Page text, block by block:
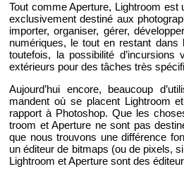
Tout comme Aper­ture, Ligh­troom est
ex­clu­si­ve­ment des­tiné aux
im­por­ter, or­ga­ni­ser, gérer,
nu­mé­riques, le tout en res­tant dans
tou­te­fois, la pos­si­bi­lité d’in­cur­sions
ex­té­rieurs pour des tâches très
Au­jour­d’hui en­core, beau­coup
mandent où se placent Ligh­troom
rap­port à Pho­to­shop. Que les
troom et Aper­ture ne sont pas
que nous trou­vons une dif­fé­rence
un édi­teur de bit­maps (ou de pixels,
Ligh­troom et Aper­ture sont des